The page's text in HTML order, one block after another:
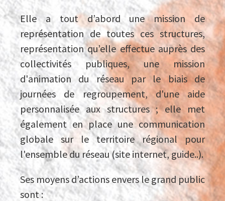
Elle a tout d’abord une mission de
représentation de toutes ces structures,
représentation qu’elle effectue auprès des
collectivités publiques, une mission
d'animation du réseau par le biais de
journées de regroupement, d'une aide
personnalisée aux structures ; elle met
également en place une communication
globale sur le territoire régional pour
l'ensemble du réseau (site internet, guide..).
Ses moyens d’actions envers le grand public
sont :